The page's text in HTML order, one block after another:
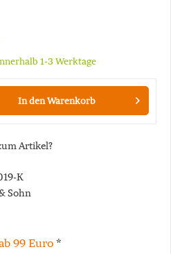
1-3 Werktage
In denWarenkorb
Artikel?
K
Sohn
99 Euro*